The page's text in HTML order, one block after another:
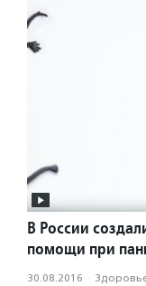
В России
помощи при
30.08.2016 ·